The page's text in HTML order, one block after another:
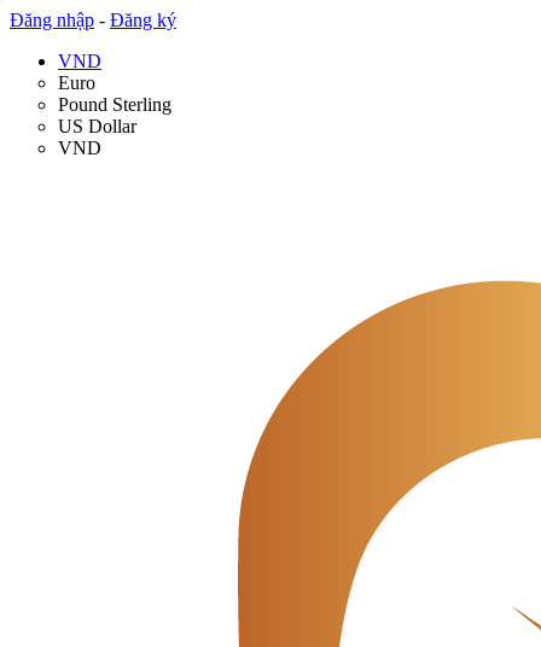
Đăng nhập - Đăng ký
VND
Euro
Pound Sterling
US Dollar
VND